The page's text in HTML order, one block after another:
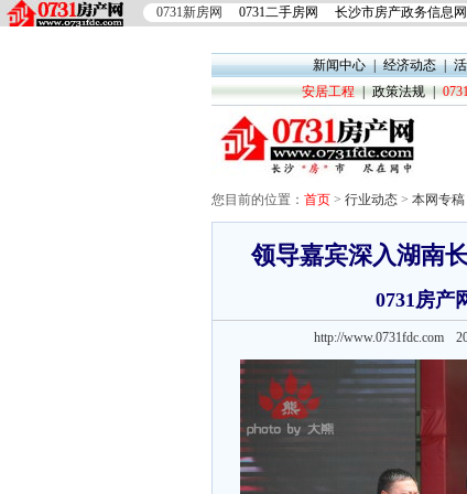
0731新房网 0731二手房网 长沙市房产政务信息网
新闻中心|经济动态|
安居工程
政策法规
您目前的位置： 首页 > 行业动态 > 本网专稿
领导嘉宾深入湖南
0731房产
http://www.0731fdc.com